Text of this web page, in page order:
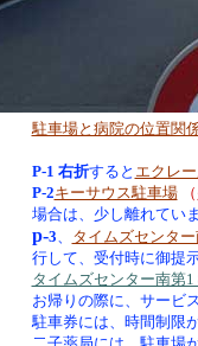
駐車場と病院の位置関
P-1 右折すると エクレ
P-2キーサウス駐車場
場合は、少し離れてい
p-3、 タイムズセンタ
行して、受付時に御提
タイムズセンター南第1
お帰りの際に、サービ
駐車券には、時間制限